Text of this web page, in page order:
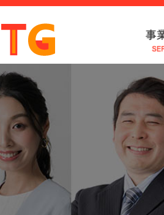
会社概要